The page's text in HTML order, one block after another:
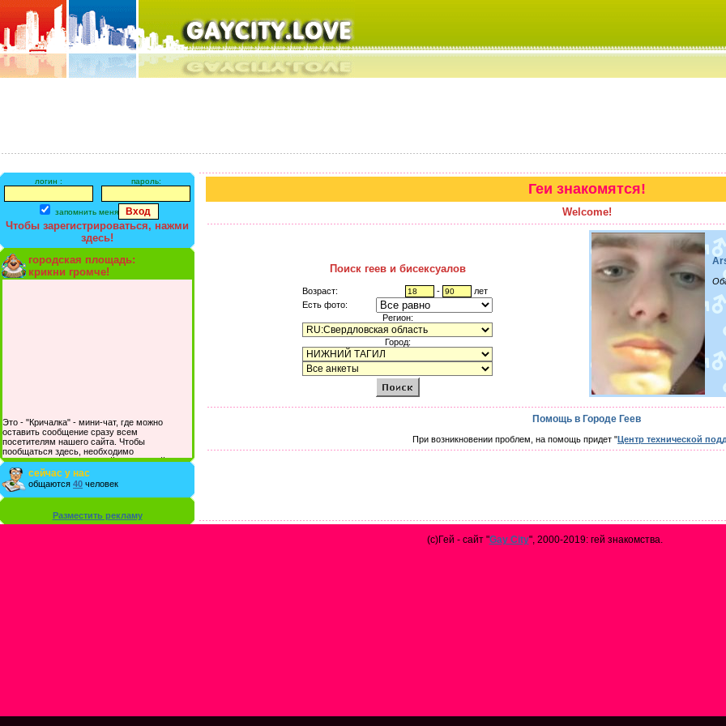
логин : пароль:
запомнить меня
Чтобы зарегистрироваться, нажми
здесь!
городская площадь:
крикни громче!
Это - "Кричалка" - мини-чат, где можно
оставить сообщение сразу всем
посетителям нашего сайта. Чтобы
пообщаться здесь, необходимо
зарегистрироваться на сайте и/или войти со
своими логином и паролем.
сейчас у нас
общаются 40 человек
Разместить рекламу
Геи знакомятся!
Welcome!
Поиск геев и бисексуалов
Возраст: -
лет
Есть фото:
Регион:
Город:
Помощь в Городе Геев
При возникновении проблем, на помощь придет "Центр технической
(с)Гей - сайт "Gay City", 2000-2019: гей знакомства.